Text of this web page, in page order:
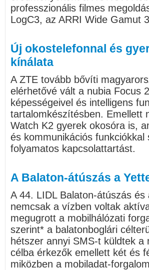
professzionális filmes
LogC3, az ARRI Wide Gamut
Új okostelefonnal és
kínálata
A ZTE tovább bővíti
elérhetővé vált a nubia Focus
képességeivel és intelligens
tartalomkészítésben. Emellett
Watch K2 gyerek okosóra is,
és kommunikációs
folyamatos kapcsolattartást.
A Balaton-átúszás a
A 44. LIDL Balaton-átúszás
nemcsak a vízben voltak
megugrott a mobilhálózati
szerint* a balatonboglári
hétszer annyi SMS-t küldtek
célba érkezők emellett két és
miközben a mobiladat-